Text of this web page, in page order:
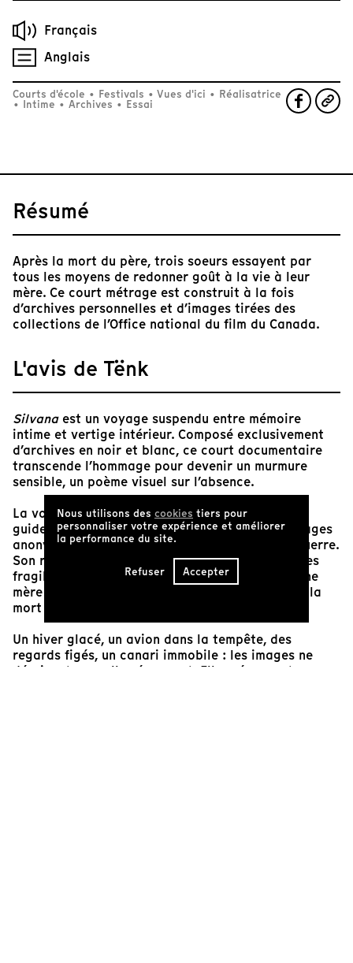
Français
Anglais
Courts d'école • Festivals • Vues d'ici • Réalisatrice
• Intime • Archives • Essai
Résumé
Après la mort du père, trois soeurs essayent par
tous les moyens de redonner goût à la vie à leur
mère. Ce court métrage est construit à la fois
d’archives personnelles et d’images tirées des
collections de l’Office national du film du Canada.
L'avis de Tënk
Silvanaest un voyage suspendu entre mémoire
intime et vertige intérieur. Composé exclusivement
d’archives en noir et blanc, ce court documentaire
transcende l’hommage pour devenir un murmure
sensible, un poème visuel sur l’absence.
La voix grave et lointaine d’une narratrice nous
guide à travers des paysages dévastés, des visages
anonymes, des fragments d’un monde d’après-guerre.
Son récit, tissé de souvenirs diffus et d’anecdotes
fragiles, évoque le deuil d’un père, la dérive d’une
mère inconsolable et la présence silencieuse de la
mort au quotidien.
Un hiver glacé, un avion dans la tempête, des
regards figés, un canari immobile : les images ne
décrivent pas, elles évoquent. Elles résonnent,
Nous utilisons des cookies tiers pour
personnaliser votre expérience et améliorer
la performance du site.
Refuser Accepter